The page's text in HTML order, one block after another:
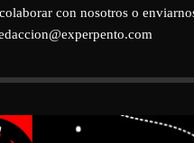
con nosotros o